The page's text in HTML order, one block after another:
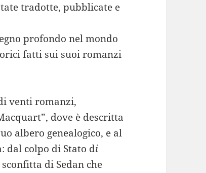
tradotte, pubblicate e
profondo nel mondo
fatti sui suoi romanzi
venti romanzi,
dove è descritta
albero genealogico, e al
dal colpo di Stato di
di Sedan che